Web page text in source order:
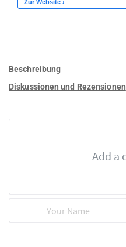
Beschreibung
Diskussionen und Rezensionen